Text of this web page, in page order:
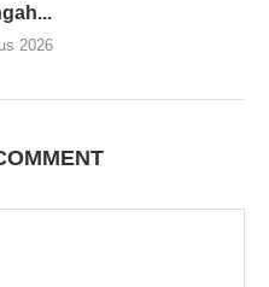
2026